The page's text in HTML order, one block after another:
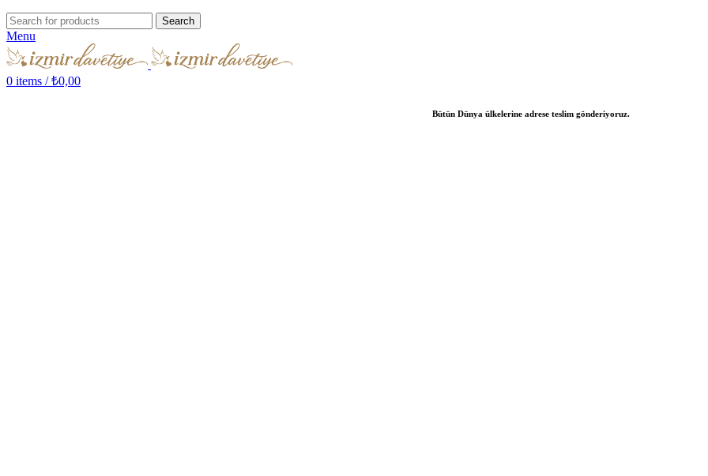
Search
Menu
0 items / ₺0,00
Bütün Dünya ülkelerine adrese teslim gönderiyoruz.